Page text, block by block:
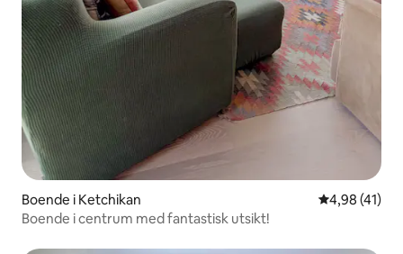
Boende i Ketchikan 4,98 av 5 i
4,98 (41)
Boende i centrum med fantastisk utsikt!